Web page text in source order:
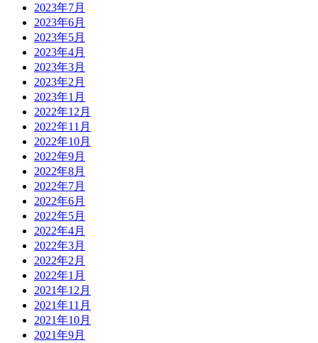
2023年7月
2023年6月
2023年5月
2023年4月
2023年3月
2023年2月
2023年1月
2022年12月
2022年11月
2022年10月
2022年9月
2022年8月
2022年7月
2022年6月
2022年5月
2022年4月
2022年3月
2022年2月
2022年1月
2021年12月
2021年11月
2021年10月
2021年9月